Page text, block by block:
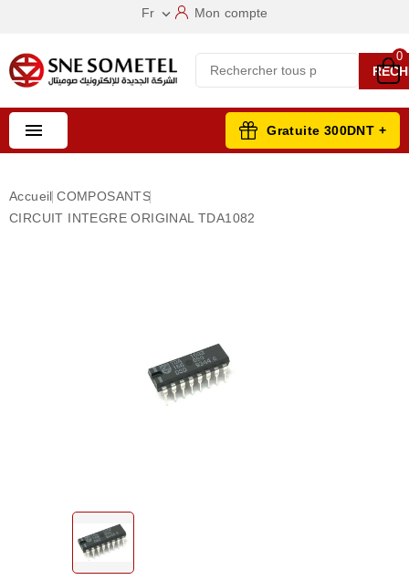
Fr  Mon compte
0
 Gratuite 300DNT +
Accueil COMPOSANTS
CIRCUIT INTEGRE ORIGINAL TDA1082